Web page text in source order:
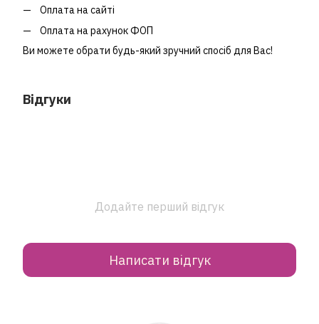
Оплата на сайті
Оплата на рахунок ФОП
Ви можете обрати будь-який зручний спосіб для Вас!
Відгуки
Додайте перший відгук
Написати відгук